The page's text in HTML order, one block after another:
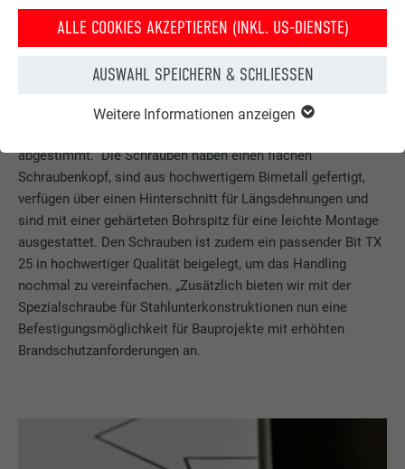
ALLE COOKIES AKZEPTIEREN (INKL. US-DIENSTE)
AUSWAHL SPEICHERN & SCHLIESSEN
Weitere Informationen anzeigen
Die beiden neuen Schrauben ermöglichen eine fachgerechte
Befestigung der Sidings, aller Kleinformate und PREFALZ –
jeweils auf Aluminium- oder auf Stahlunterkonstruktionen.
Spezialschrauben sind eine Sonderanfertigung und wurden
abgestimmt.“ Die Schrauben haben einen flachen
Schraubenkopf, sind aus hochwertigem Bimetall gefertigt,
verfügen über einen Hinterschnitt für Längsdehnungen und
sind mit einer gehärteten Bohrspitz für eine leichte Montage
ausgestattet. Den Schrauben ist zudem ein passender Bit TX
25 in hochwertiger Qualität beigelegt, um das Handling
nochmal zu vereinfachen. „Zusätzlich bieten wir mit der
Spezialschraube für Stahlunterkonstruktionen nun eine
Befestigungsmöglichkeit für Bauprojekte mit erhöhten
Brandschutzanforderungen an.